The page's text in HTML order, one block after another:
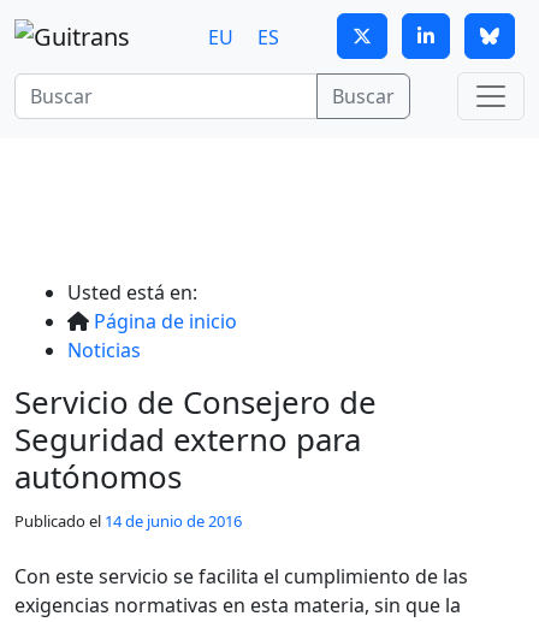
Continuar al contenido principal
EU
ES
Buscar
Usted está en:
Página de inicio
Noticias
Servicio de Consejero de
Seguridad externo para
autónomos
Publicado el 14 de junio de 2016
Con este servicio se facilita el cumplimiento de las
exigencias normativas en esta materia, sin que la